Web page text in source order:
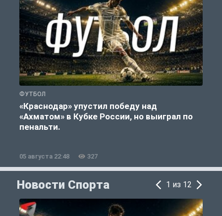
ФУТБОЛ
«Краснодар» упустил победу над
«Ахматом» в Кубке России, но выиграл по
пенальти.
05 августа 22:48 327
Новости Спорта 1 из 12